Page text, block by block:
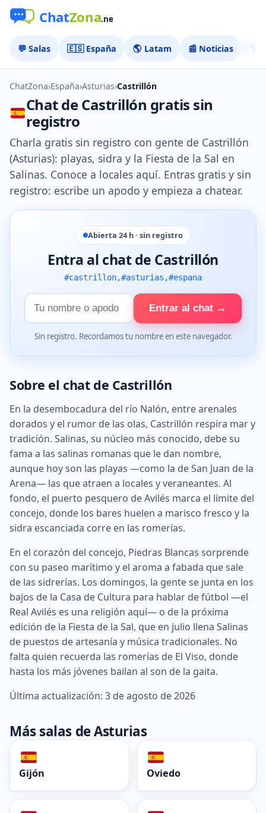
💬 Salas 🇪🇸 España 🌎 Latam 📰 Noticias 🏅
ChatZona›España›Asturias›Castrillón
Chat de Castrillón gratis sin
registro
Charla gratis sin registro con gente de Castrillón
(Asturias): playas, sidra y la Fiesta de la Sal en
Salinas. Conoce a locales aquí. Entras gratis y sin
registro: escribe un apodo y empieza a chatear.
Abierta 24 h · sin registro
Entra al chat de Castrillón
#castrillon,#asturias,#espana
Tu
nombre
Entrar al chat →
Sin registro. Recordamos tu nombre en este navegador.
Sobre el chat de Castrillón
En la desembocadura del río Nalón, entre arenales
dorados y el rumor de las olas, Castrillón respira mar y
tradición. Salinas, su núcleo más conocido, debe su
fama a las salinas romanas que le dan nombre,
aunque hoy son las playas —como la de San Juan de la
Arena— las que atraen a locales y veraneantes. Al
fondo, el puerto pesquero de Avilés marca el límite del
concejo, donde los bares huelen a marisco fresco y la
sidra escanciada corre en las romerías.
En el corazón del concejo, Piedras Blancas sorprende
con su paseo marítimo y el aroma a fabada que sale
de las sidrerías. Los domingos, la gente se junta en los
bajos de la Casa de Cultura para hablar de fútbol —el
Real Avilés es una religión aquí— o de la próxima
edición de la Fiesta de la Sal, que en julio llena Salinas
de puestos de artesanía y música tradicionales. No
falta quien recuerda las romerías de El Viso, donde
hasta los más jóvenes bailan al son de la gaita.
Última actualización: 3 de agosto de 2026
Más salas de Asturias
Gijón Oviedo